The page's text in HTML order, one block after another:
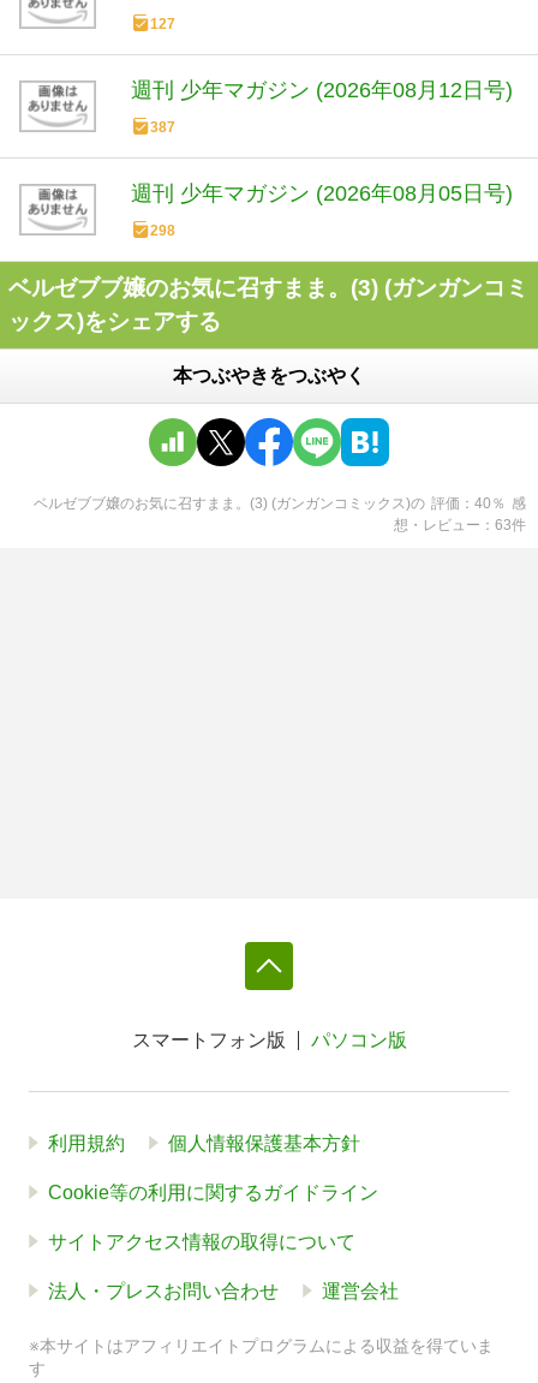
127
週刊 少年マガジン (2026年08月12日号)
387
週刊 少年マガジン (2026年08月05日号)
298
ベルゼブブ嬢のお気に召すまま。(3) (ガンガンコミ
ックス)をシェアする
本つぶやきをつぶやく
ベルゼブブ嬢のお気に召すまま。(3) (ガンガンコミックス)の 評価 40 ％ 感
想・レビュー
63件
スマートフォン版 パソコン版
利用規約 個人情報保護基本方針
Cookie等の利用に関するガイドライン
サイトアクセス情報の取得について
法人・プレスお問い合わせ 運営会社
※本サイトはアフィリエイトプログラムによる収益を得ていま
す